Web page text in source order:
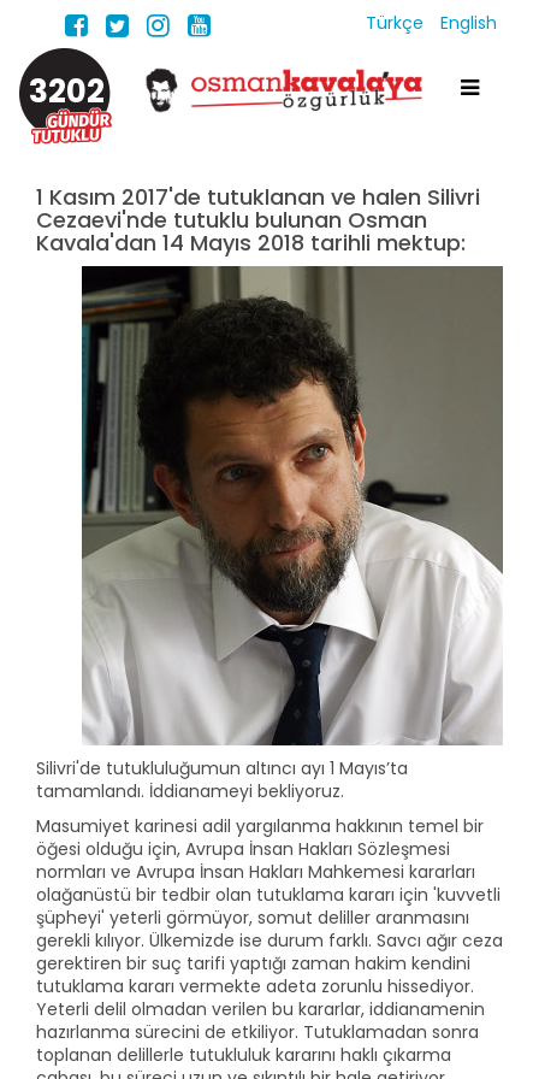
Türkçe English
3202
1 Kasım 2017'de tutuklanan ve halen Silivri
Cezaevi'nde tutuklu bulunan Osman
Kavala'dan 14 Mayıs 2018 tarihli mektup:
Silivri'de tutukluluğumun altıncı ayı 1 Mayıs’ta
tamamlandı. İddianameyi bekliyoruz.
Masumiyet karinesi adil yargılanma hakkının temel bir
öğesi olduğu için, Avrupa İnsan Hakları Sözleşmesi
normları ve Avrupa İnsan Hakları Mahkemesi kararları
olağanüstü bir tedbir olan tutuklama kararı için 'kuvvetli
şüpheyi' yeterli görmüyor, somut deliller aranmasını
gerekli kılıyor. Ülkemizde ise durum farklı. Savcı ağır ceza
gerektiren bir suç tarifi yaptığı zaman hakim kendini
tutuklama kararı vermekte adeta zorunlu hissediyor.
Yeterli delil olmadan verilen bu kararlar, iddianamenin
hazırlanma sürecini de etkiliyor. Tutuklamadan sonra
toplanan delillerle tutukluluk kararını haklı çıkarma